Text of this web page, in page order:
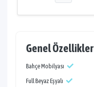
Genel Özellikler
Bahçe Mobilyası
Full Beyaz Eşyalı